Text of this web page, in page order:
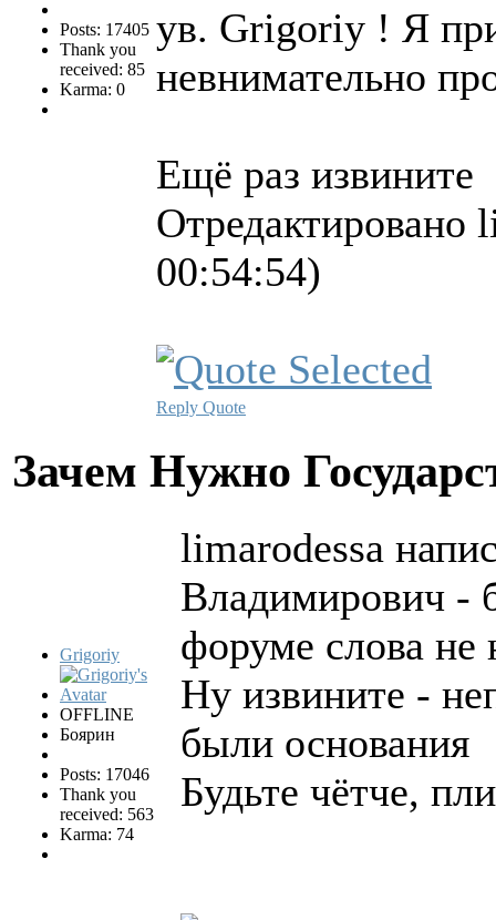
Posts: 17405
Thank you
received: 85
Karma: 0
ув. Grigoriy ! Я
невнимательно
Ещё раз извините
Отредактировано
00:54:54)
Reply Quote
Зачем Нужно
Grigoriy
OFFLINE
Боярин
Posts: 17046
Thank you
received: 563
Karma: 74
limarodessa
Владимирович -
форуме слова не
Ну извините -
были основания
Будьте чётче,